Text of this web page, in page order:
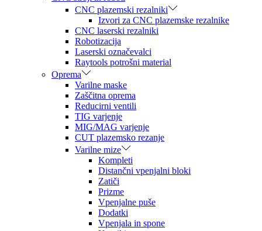
CNC plazemski rezalniki
Izvori za CNC plazemske rezalnike
CNC laserski rezalniki
Robotizacija
Laserski označevalci
Raytools potrošni material
Oprema
Varilne maske
Zaščitna oprema
Reducirni ventili
TIG varjenje
MIG/MAG varjenje
CUT plazemsko rezanje
Varilne mize
Kompleti
Distančni vpenjalni bloki
Zatiči
Prizme
Vpenjalne puše
Dodatki
Vpenjala in spone